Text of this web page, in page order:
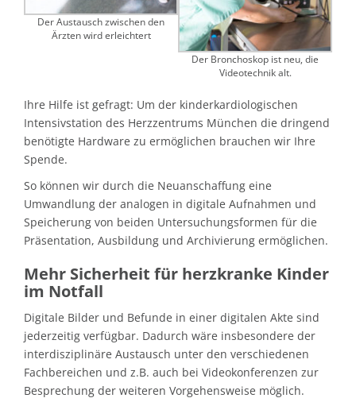
Der Austausch zwischen den
Ärzten wird erleichtert
Der Bronchoskop ist neu, die
Videotechnik alt.
Ihre Hilfe ist gefragt: Um der kinderkardiologischen
Intensivstation des Herzzentrums München die dringend
benötigte Hardware zu ermöglichen brauchen wir Ihre
Spende.
So können wir durch die Neuanschaffung eine
Umwandlung der analogen in digitale Aufnahmen und
Speicherung von beiden Untersuchungsformen für die
Präsentation, Ausbildung und Archivierung ermöglichen.
Mehr Sicherheit für herzkranke Kinder
im Notfall
Digitale Bilder und Befunde in einer digitalen Akte sind
jederzeitig verfügbar. Dadurch wäre insbesondere der
interdisziplinäre Austausch unter den verschiedenen
Fach­be­reichen und z.B. auch bei Videokonferenzen zur
Besprechung der weiteren Vorgehensweise möglich.